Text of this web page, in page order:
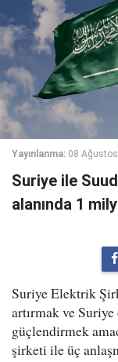
Yayınlanma: 08
Suriye ile
alanında 1
Suriye Elektrik
artırmak ve
güçlendirmek
şirketi ile üç